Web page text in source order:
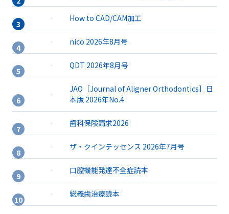
How to CAD/CAM加工
nico 2026年8月号
QDT 2026年8月号
JAO［Journal of Aligner Orthodontics］日
本版 2026年No.4
歯科保険請求2026
ザ・クインテッセンス 2026年7月号
口腔機能発達不全症読本
総義歯治療読本